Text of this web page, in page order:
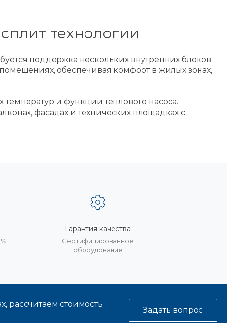
технологии
поддержка нескольких внутренних блоков
обеспечивая комфорт в жилых зонах,
и функции теплового насоса.
фасадах и технических площадках с
Гарантия качества
Сертифицированное
оборудование
рассчитаем стоимость
Задать вопрос